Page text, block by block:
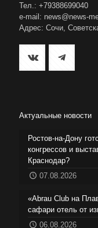
Тел.: +79388699040
e-mail: news@news-
Адрес: Сочи,
Актуальные новости
Ростов-на-Дону
конгрессов и
Краснодар?
07.08.2026
«Abrau Club на
сафари отель от
06.08.2026